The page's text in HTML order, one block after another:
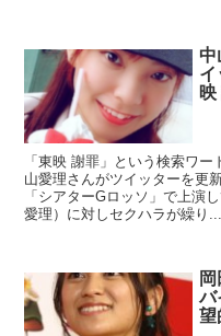
中
イ
映
「東映 謝罪」という検索ワ
山愛理さんがツイッターを更
「シアターGロッソ」で上演
愛理）に対しセクハラが繰り...
バ
望